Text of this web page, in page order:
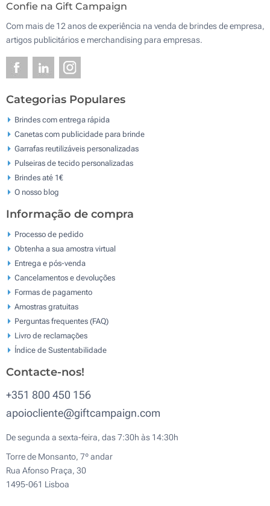
Confie na Gift Campaign
Com mais de 12 anos de experiência na venda de brindes de empresa,
artigos publicitários e merchandising para empresas.
Categorias Populares
Brindes com entrega rápida
Canetas com publicidade para brinde
Garrafas reutilizáveis personalizadas
Pulseiras de tecido personalizadas
Brindes até 1€
O nosso blog
Informação de compra
Processo de pedido
Obtenha a sua amostra virtual
Entrega e pós-venda
Cancelamentos e devoluções
Formas de pagamento
Amostras gratuitas
Perguntas frequentes (FAQ)
Livro de reclamaçōes
Índice de Sustentabilidade
Contacte-nos!
+351 800 450 156
apoiocliente@giftcampaign.com
De segunda a sexta-feira, das 7:30h às 14:30h
Torre de Monsanto, 7º andar
Rua Afonso Praça, 30
1495-061 Lisboa